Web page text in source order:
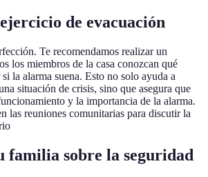
de evacuación
Te recomendamos realizar un
los miembros de la casa conozcan qué
la alarma suena. Esto no solo ayuda a
situación de crisis, sino que asegura que
y la importancia de la alarma.
las reuniones comunitarias para discutir la
familia sobre la seguridad